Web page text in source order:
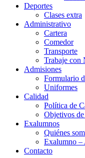
Deportes
Clases extra
Administrativo
Cartera
Comedor
Transporte
Trabaje con
Admisiones
Formulario
Uniformes
Calidad
Política de
Objetivos
Exalumnos
Quiénes
Exalumno –
Contacto